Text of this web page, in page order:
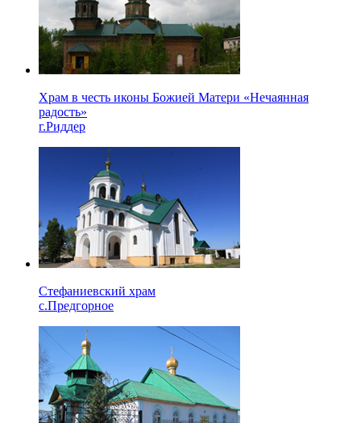
Храм в честь иконы Божией Матери «Нечаянная
радость»
г.Риддер
Стефаниевский храм
с.Предгорное